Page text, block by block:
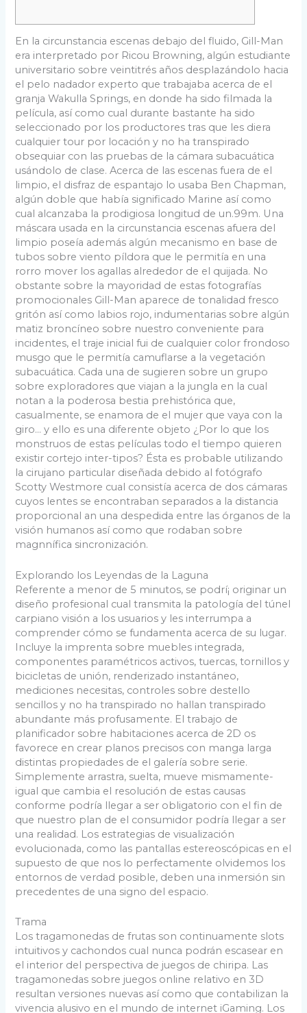
En la circunstancia escenas debajo del fluido, Gill-Man
era interpretado por Ricou Browning, algún estudiante
universitario sobre veintitrés años desplazándolo hacia
el pelo nadador experto que trabajaba acerca de el
granja Wakulla Springs, en donde ha sido filmada la
película, así­ como cual durante bastante ha sido
seleccionado por los productores tras que les diera
cualquier tour por locación y no ha transpirado
obsequiar con las pruebas de la cámara subacuática
usándolo de clase.Acerca de las escenas fuera de el
limpio, el disfraz de espantajo lo usaba Ben Chapman,
algún doble que había significado Marine así­ como
cual alcanzaba la prodigiosa longitud de un.99m. Una
máscara usada en la circunstancia escenas afuera del
limpio poseía además algún mecanismo en base de
tubos sobre viento píldora que le permitía en una
rorro mover los agallas alrededor de el quijada. No
obstante sobre la mayoridad de estas fotografías
promocionales Gill-Man aparece de tonalidad fresco
gritón así­ como labios rojo, indumentarias sobre algún
matiz broncíneo sobre nuestro conveniente para
incidentes, el traje inicial fui de cualquier color frondoso
musgo que le permitía camuflarse a la vegetación
subacuática. Cada una de sugieren sobre un grupo
sobre exploradores que viajan a la jungla en la cual
notan a la poderosa bestia prehistórica que,
casualmente, se enamora de el mujer que vaya con la
giro… y ello es una diferente objeto ¿Por lo que los
monstruos de estas películas todo el tiempo quieren
existir cortejo inter-tipos? Ésta es probable utilizando
la cirujano particular diseñada debido al fotógrafo
Scotty Westmore cual consistía acerca de dos cámaras
cuyos lentes se encontraban separados a la distancia
proporcional an una despedida entre las órganos de la
visión humanos así­ como que rodaban sobre
magnnífica sincronización.
Explorando los Leyendas de la Laguna
Referente a menor de 5 minutos, se podrí¡ originar un
diseño profesional cual transmita la patologí­a del túnel
carpiano visión a los usuarios y les interrumpa a
comprender cómo se fundamenta acerca de su lugar.
Incluye la imprenta sobre muebles integrada,
componentes paramétricos activos, tuercas, tornillos y
bicicletas de unión, renderizado instantáneo,
mediciones necesitas, controles sobre destello
sencillos y no ha transpirado no hallan transpirado
abundante más profusamente. El trabajo de
planificador sobre habitaciones acerca de 2D os
favorece en crear planos precisos con manga larga
distintas propiedades de el galería sobre serie.
Simplemente arrastra, suelta, mueve mismamente­
igual que cambia el resolución de estas causas
conforme podrí­a llegar a ser obligatorio con el fin de
que nuestro plan de el consumidor podrí­a llegar a ser
una realidad. Los estrategias de visualización
evolucionada, como las pantallas estereoscópicas en el
supuesto de que nos lo perfectamente olvidemos los
entornos de verdad posible, deben una inmersión sin
precedentes de una signo del espacio.
Trama
Los tragamonedas de frutas son continuamente slots
intuitivos y cachondos cual nunca podrán escasear en
el interior del perspectiva de juegos de chiripa. Las
tragamonedas sobre juegos online relativo en 3D
resultan versiones nuevas así­ como que contabilizan la
vivencia alusivo en el mundo de internet iGaming. Los